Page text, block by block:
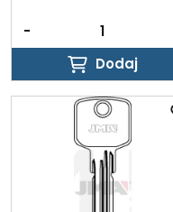
-
Dodaj
Dodaj